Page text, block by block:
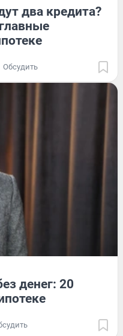
два кредита?
Обсудить
денег: 20